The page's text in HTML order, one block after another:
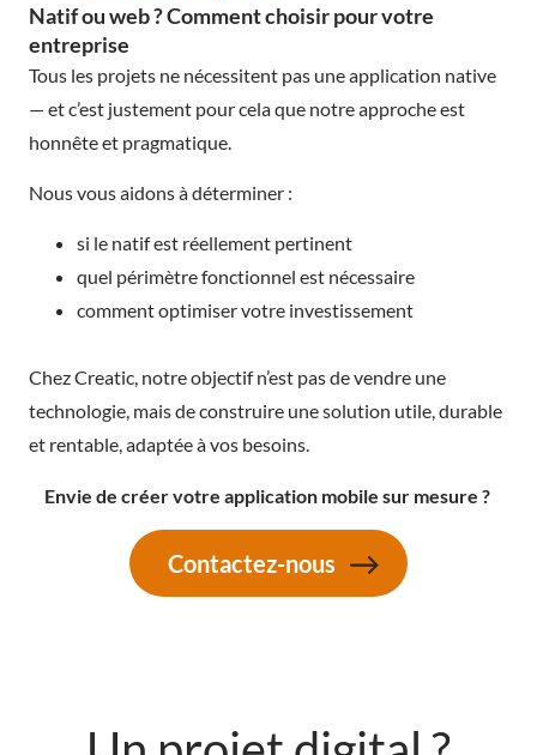
Natif ou web ? Comment choisir pour votre
entreprise
Tous les projets ne nécessitent pas une application native
— et c’est justement pour cela que notre approche est
honnête et pragmatique.
Nous vous aidons à déterminer :
si le natif est réellement pertinent
quel périmètre fonctionnel est nécessaire
comment optimiser votre investissement
Chez Creatic, notre objectif n’est pas de vendre une
technologie, mais de construire une solution utile, durable
et rentable, adaptée à vos besoins.
Envie de créer votre application mobile sur mesure ?
Contactez-nous